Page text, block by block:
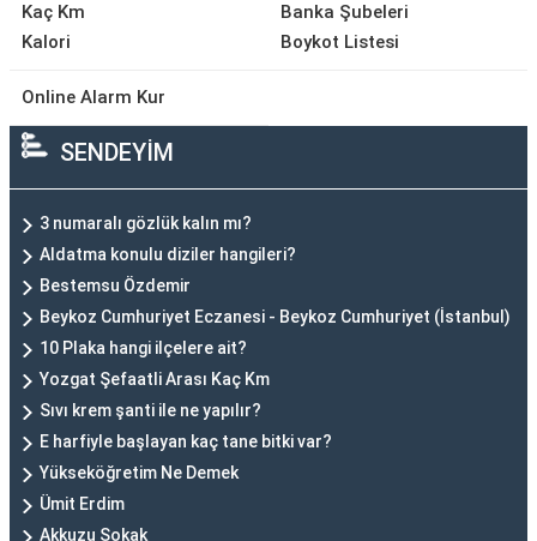
Kaç Km
Kalori
Banka Şubeleri
Boykot Listesi
Online Alarm Kur
SENDEYİM
3 numaralı gözlük kalın mı?
Aldatma konulu diziler hangileri?
Bestemsu Özdemir
Beykoz Cumhuriyet Eczanesi - Beykoz Cumhuriyet (İstanbul)
10 Plaka hangi ilçelere ait?
Yozgat Şefaatli Arası Kaç Km
Sıvı krem şanti ile ne yapılır?
E harfiyle başlayan kaç tane bitki var?
Yükseköğretim Ne Demek
Ümit Erdim
Akkuzu Sokak